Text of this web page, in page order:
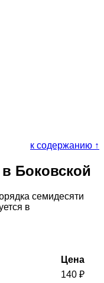
к содержанию ↑
Боковской
семидесяти
в
Цена
140 ₽